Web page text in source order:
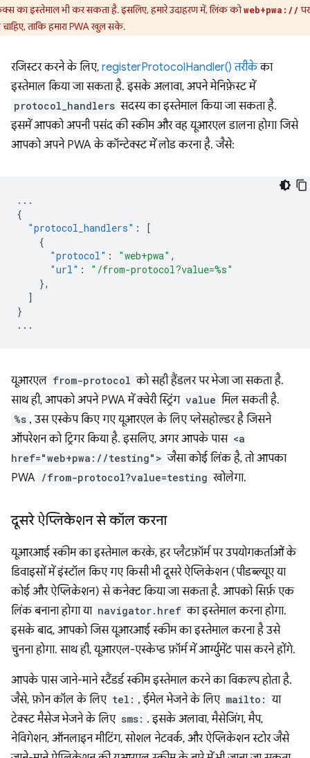
का इस्तेमाल भी कर सकता है. इसलिए, हमारे उदाहरण में, लिंक कोweb+pwa://
चाहिए, ताकि हमारा PWA खुल सके.
रजिस्टर करने के लिए, registerProtocolHandler() तरीकेका
इस्तेमाल किया जा सकता है. इसके अलावा, अपने मेनिफ़ेस्ट में
protocol_handlers सदस्य का इस्तेमाल किया जा सकता है.
इसमें आपको अपनी पसंद की स्कीम और वह यूआरएल डालना होगा जिसे
आपको अपने PWA के कॉन्टेक्स्ट में लोड करना है. जैसे:
...
{
"protocol_handlers" :
[
{
"protocol" : "web+pwa" ,
"url" :
"/from-protocol?value=%s"
},
]
}
...
यूआरएल from-protocol को सही हैंडलर पर भेजा जा सकता है.
साथ ही, आपको अपने PWA में क्वेरी स्ट्रिंग value मिल सकती है.
%s , उस एस्केप किए गए यूआरएल के लिए प्लेसहोल्डर है जिसने
ऑपरेशन को ट्रिगर किया है. इसलिए, अगर आपके पास <a
href="web+pwa://testing"> जैसा कोई लिंक है, तो आपका
PWA /from-protocol?value=testing खोलेगा.
दूसरे ऐप्लिकेशन से कॉल करना
यूआरआई स्कीम का इस्तेमाल करके, हर प्लैटफ़ॉर्म पर उपयोगकर्ताओं के
डिवाइसों में इंस्टॉल किए गए किसी भी दूसरे ऐप्लिकेशन (पीडब्ल्यूए या
कोई और ऐप्लिकेशन) से कनेक्ट किया जा सकता है. आपको सिर्फ़ एक
लिंक बनाना होगा या navigator.href का इस्तेमाल करना होगा.
इसके बाद, आपको जिस यूआरआई स्कीम का इस्तेमाल करना है उसे
चुनना होगा. साथ ही, यूआरएल-एस्केप्ड फ़ॉर्म में आर्ग्युमेंट पास करने होंगे.
आपके पास जाने-माने स्टैंडर्ड स्कीम इस्तेमाल करने का विकल्प होता है.
जैसे, फ़ोन कॉल के लिए tel: , ईमेल भेजने के लिए mailto: या
टेक्स्ट मैसेज भेजने के लिए sms: . इसके अलावा, मैसेजिंग, मैप,
नेविगेशन, ऑनलाइन मीटिंग, सोशल नेटवर्क, और ऐप्लिकेशन स्टोर जैसे